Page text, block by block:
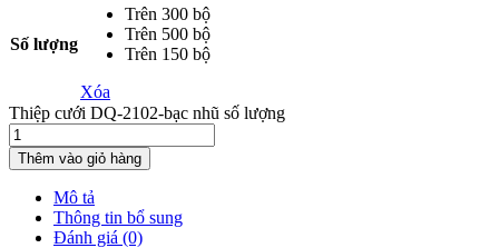
Số lượng
Trên 300 bộ
Trên 500 bộ
Trên 150 bộ
Xóa
Thiệp cưới DQ-2102-bạc nhũ số lượng
Thêm vào giỏ hàng
Mô tả
Thông tin bổ sung
Đánh giá (0)